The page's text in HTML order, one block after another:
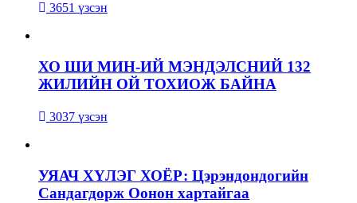
3651 үзсэн
ХО ШИ МИН-ИЙ МЭНДЭЛСНИЙ 132
ЖИЛИЙН ОЙ ТОХИОЖ БАЙНА
3037 үзсэн
УЯАЧ ХҮЛЭГ ХОЁР: Цэрэндондогийн
Сандагдорж Оонон хартайгаа